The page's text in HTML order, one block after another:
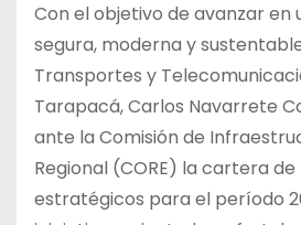
Con el objetivo de avanzar en
segura, moderna y
Transportes y
Tarapacá, Carlos Navarrete
ante la Comisión de
Regional (CORE) la cartera
estratégicos para el período